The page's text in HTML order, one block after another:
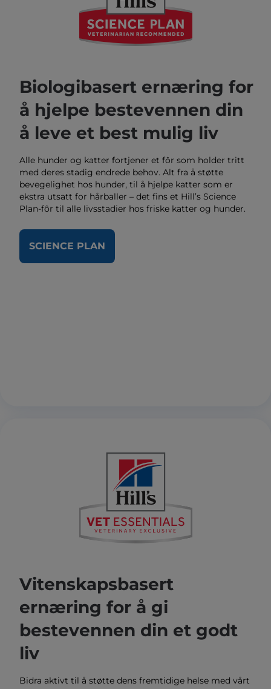
Biologibasert ernæring for
å hjelpe bestevennen din
å leve et best mulig liv
Alle hunder og katter fortjener et fôr som holder tritt
med deres stadig endrede behov. Alt fra å støtte
bevegelighet hos hunder, til å hjelpe katter som er
ekstra utsatt for hårballer – det fins et Hill’s Science
Plan-fôr til alle livsstadier hos friske katter og hunder.
SCIENCE PLAN
Vitenskapsbasert
ernæring for å gi
bestevennen din et godt
liv
Bidra aktivt til å støtte dens fremtidige helse med vårt